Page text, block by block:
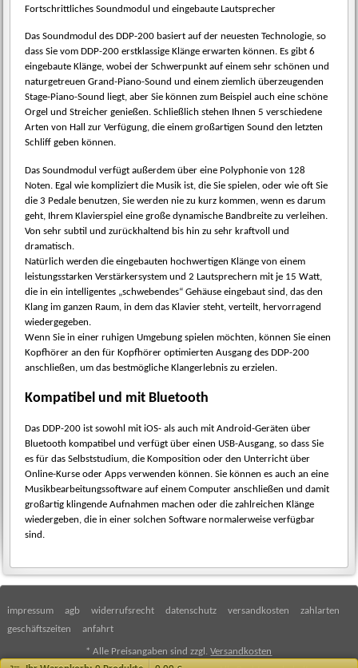
Fortschrittliches Soundmodul und eingebaute Lautsprecher
Das Soundmodul des DDP-200 basiert auf der neuesten Technologie, so
dass Sie vom DDP-200 erstklassige Klänge erwarten können. Es gibt 6
eingebaute Klänge, wobei der Schwerpunkt auf einem sehr schönen und
naturgetreuen Grand-Piano-Sound und einem ziemlich überzeugenden
Stage-Piano-Sound liegt, aber Sie können zum Beispiel auch eine schöne
Orgel und Streicher genießen. Schließlich stehen Ihnen 5 verschiedene
Arten von Hall zur Verfügung, die einem großartigen Sound den letzten
Schliff geben können.
Das Soundmodul verfügt außerdem über eine Polyphonie von 128
Noten. Egal wie kompliziert die Musik ist, die Sie spielen, oder wie oft Sie
die 3 Pedale benutzen, Sie werden nie zu kurz kommen, wenn es darum
geht, Ihrem Klavierspiel eine große dynamische Bandbreite zu verleihen.
Von sehr subtil und zurückhaltend bis hin zu sehr kraftvoll und
dramatisch.
Natürlich werden die eingebauten hochwertigen Klänge von einem
leistungsstarken Verstärkersystem und 2 Lautsprechern mit je 15 Watt,
die in ein intelligentes „schwebendes“ Gehäuse eingebaut sind, das den
Klang im ganzen Raum, in dem das Klavier steht, verteilt, hervorragend
wiedergegeben.
Wenn Sie in einer ruhigen Umgebung spielen möchten, können Sie einen
Kopfhörer an den für Kopfhörer optimierten Ausgang des DDP-200
anschließen, um das bestmögliche Klangerlebnis zu erzielen.
Kompatibel und mit Bluetooth
Das DDP-200 ist sowohl mit iOS- als auch mit Android-Geräten über
Bluetooth kompatibel und verfügt über einen USB-Ausgang, so dass Sie
es für das Selbststudium, die Komposition oder den Unterricht über
Online-Kurse oder Apps verwenden können. Sie können es auch an eine
Musikbearbeitungssoftware auf einem Computer anschließen und damit
großartig klingende Aufnahmen machen oder die zahlreichen Klänge
wiedergeben, die in einer solchen Software normalerweise verfügbar
sind.
impressum agb widerrufsrecht datenschutz versandkosten
zahlarten
geschäftszeiten
anfahrt
* Alle Preisangaben sind zzgl.Versandkosten